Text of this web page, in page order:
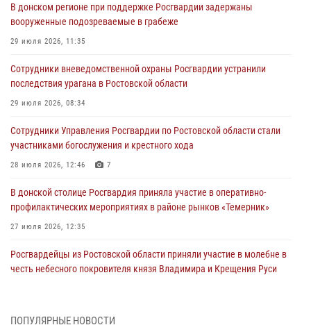
В донском регионе при поддержке Росгвардии задержаны
вооруженные подозреваемые в грабеже
29 июля 2026, 11:35
Сотрудники вневедомственной охраны Росгвардии устранили
последствия урагана в Ростовской области
29 июля 2026, 08:34
Сотрудники Управления Росгвардии по Ростовской области стали
участниками богослужения и крестного хода
28 июля 2026, 12:46 7
В донской столице Росгвардия приняла участие в оперативно-
профилактических мероприятиях в районе рынков «Темерник»
27 июля 2026, 12:35
Росгвардейцы из Ростовской области приняли участие в молебне в
честь небесного покровителя князя Владимира и Крещения Руси
При содействии спецназа Росгвардии в Ростовской области прошли
ПОПУЛЯРНЫЕ НОВОСТИ